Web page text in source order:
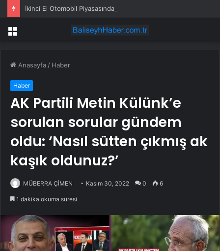
İkinci El Otomobil Piyasasında Temmuz 2024 Gelişmeleri
Menü
Anasayfa / Haber
Haber
AK Partili Metin Külünk’e
sorulan sorular gündem
oldu: ‘Nasıl sütten çıkmış ak
kaşık oldunuz?’
MÜBERRA ÇİMEN Kasım 30, 2022 0 6
1 dakika okuma süresi